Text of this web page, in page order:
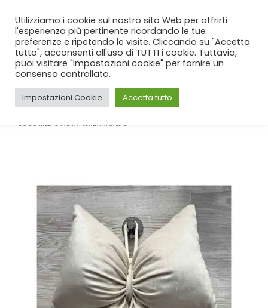
SPEDIZIONE GRATUITA per ordini da 99€!
CASA
SHOP
FIOCCO MEDIO PANNA SENZA RICAMO
Utilizziamo i cookie sul nostro sito Web per offrirti
l'esperienza più pertinente ricordando le tue
preferenze e ripetendo le visite. Cliccando su "Accetta
tutto", acconsenti all'uso di TUTTI i cookie. Tuttavia,
puoi visitare "Impostazioni cookie" per fornire un
consenso controllato.
Impostazioni Cookie Accetta tutto